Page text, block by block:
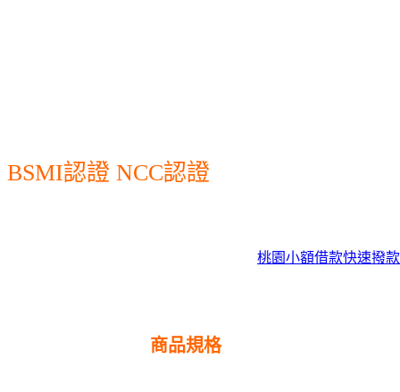
BSMI認證 NCC認證
桃園小額借款快速撥款
商品規格